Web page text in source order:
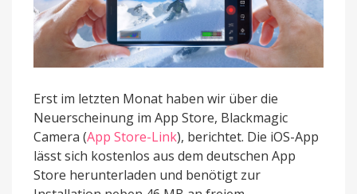
Erst im letzten Monat haben wir über die
Neuerscheinung im App Store, Blackmagic
Camera (App Store-Link), berichtet. Die iOS-App
lässt sich kostenlos aus dem deutschen App
Store herunterladen und benötigt zur